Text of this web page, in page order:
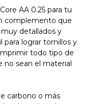
AA 0.25 para tu
complemento que
detallados y
para lograr tornillos y
todo tipo de
no sean el material
carbono o más